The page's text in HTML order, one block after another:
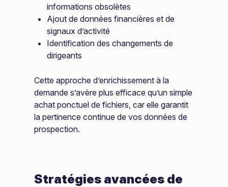
informations obsolètes
Ajout de données financières et de
signaux d’activité
Identification des changements de
dirigeants
Cette approche d’enrichissement à la
demande s’avère plus efficace qu’un simple
achat ponctuel de fichiers, car elle garantit
la pertinence continue de vos données de
prospection.
Stratégies avancées de